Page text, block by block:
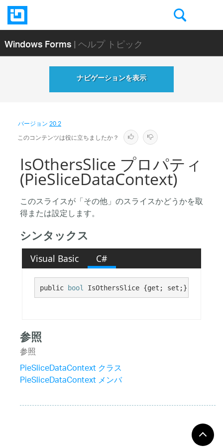
Windows Forms| ヘルプ トピック
ナビゲーションを表示
バージョン20.2
このコンテンツは役に立ちましたか？
IsOthersSlice プロパティ
(PieSliceDataContext)
このスライスが「その他」のスライスかどうかを取
得または設定します。
シンタックス
Visual Basic C#
public bool IsOthersSlice {get; set;}
参照
参照
PieSliceDataContext クラス
PieSliceDataContext メンバ